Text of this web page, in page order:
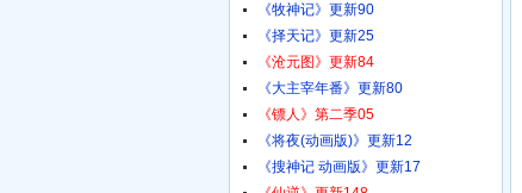
《牧神记》更新90
《择天记》更新25
《沧元图》更新84
《大主宰年番》更新80
《镖人》第二季05
《将夜(动画版)》更新12
《搜神记 动画版》更新17